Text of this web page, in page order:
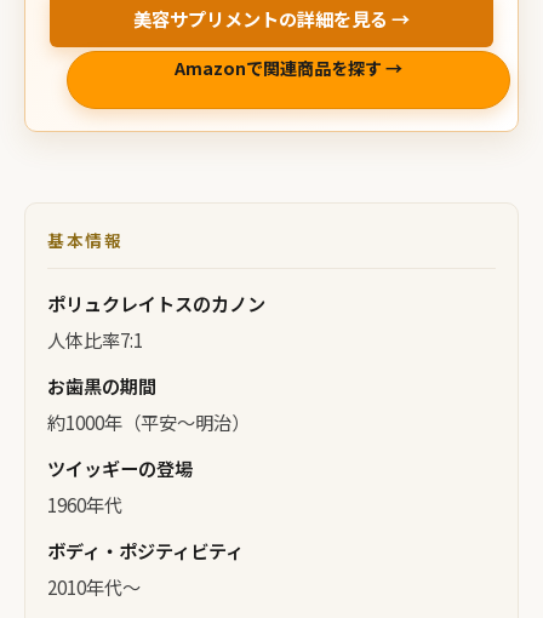
美容サプリメントの詳細を見る →
Amazonで関連商品を探す →
基本情報
ポリュクレイトスのカノン
人体比率7:1
お歯黒の期間
約1000年（平安〜明治）
ツイッギーの登場
1960年代
ボディ・ポジティビティ
2010年代〜